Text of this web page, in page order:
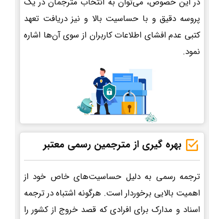
پروسه دقیق و با حساسیت بالا و نیز دریافت تعهد
کتبی عدم افشای اطلاعات کاربران از سوی آن‌ها اشاره
نمود.
بهره گیری از مترجمین رسمی معتبر
ترجمه رسمی به دلیل حساسیت‌های خاص خود از
اهمیت بالایی برخوردار است. هرگونه اشتباه در ترجمه
اسناد و مدارک برای افرادی که قصد خروج از کشور را